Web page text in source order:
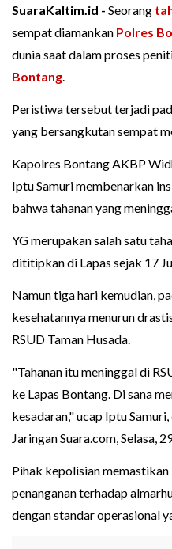
SuaraKaltim.id - Seorang
sempat diamankan Polres
dunia saat dalam proses
Bontang.
Peristiwa tersebut terjadi
yang bersangkutan sempat
Kapolres Bontang AKBP
Iptu Samuri membenarkan
bahwa tahanan yang
YG merupakan salah satu
dititipkan di Lapas sejak 17
Namun tiga hari kemudian,
kesehatannya menurun
RSUD Taman Husada.
"Tahanan itu meninggal di
ke Lapas Bontang. Di sana
kesadaran," ucap Iptu
Jaringan Suara.com, Selasa,
Pihak kepolisian memastikan
penanganan terhadap
dengan standar operasional